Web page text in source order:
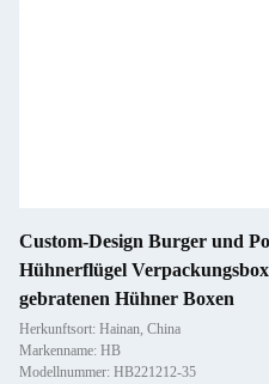
Custom-Design Burger und
Hühnerflügel
gebratenen Hühner Boxen
Herkunftsort: Hainan, China
Markenname: HB
Modellnummer: HB221212-35